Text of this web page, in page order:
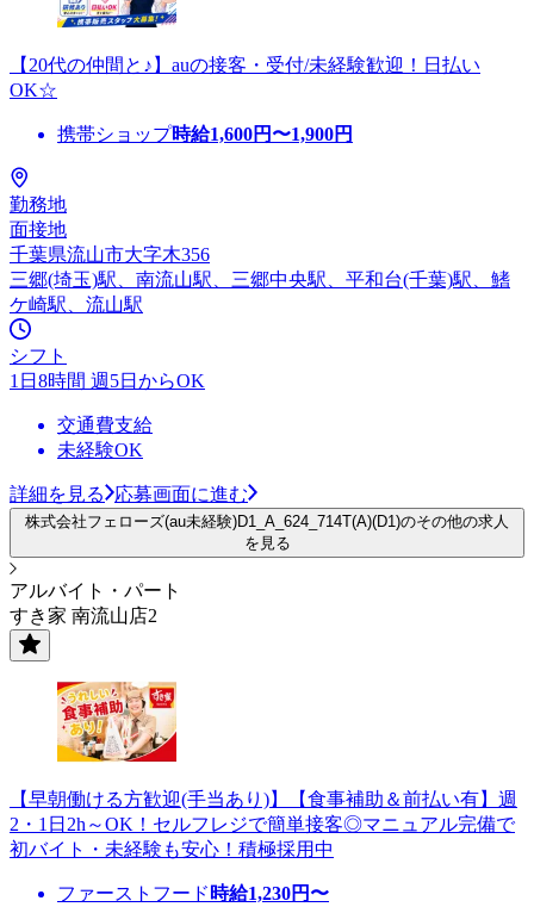
【20代の仲間と♪】auの接客・受付/未経験歓迎！日払い
OK☆
携帯ショップ時給1,600円〜1,900円
勤務地
面接地
千葉県流山市大字木356
三郷(埼玉)駅、南流山駅、三郷中央駅、平和台(千葉)駅、鰭
ケ崎駅、流山駅
シフト
1日8時間 週5日からOK
交通費支給
未経験OK
詳細を見る 応募画面に進む
株式会社フェローズ(au未経験)D1_A_624_714T(A)(D1)のその他の求人
を見る
アルバイト・パート
すき家 南流山店2
【早朝働ける方歓迎(手当あり)】【食事補助＆前払い有】週
2・1日2h～OK！セルフレジで簡単接客◎マニュアル完備で
初バイト・未経験も安心！積極採用中
ファーストフード 時給1,230円〜